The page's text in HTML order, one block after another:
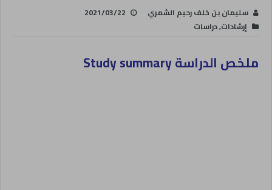
سليمان بن خلف رحيم الشمري
2021/03/22
إرشادات,دراسات
ملخص الدراسةStudy summary